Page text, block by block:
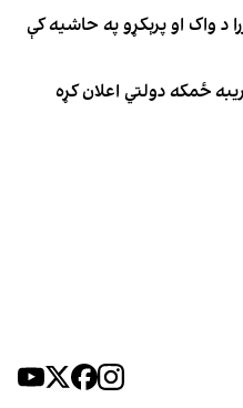
د واک او پرېکړو په حاشیه کې